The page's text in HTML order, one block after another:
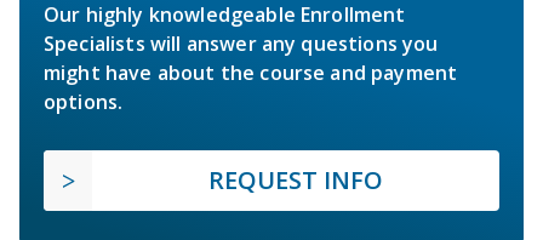
Our highly knowledgeable Enrollment
Specialists will answer any questions you
might have about the course and payment
options.
REQUEST INFO